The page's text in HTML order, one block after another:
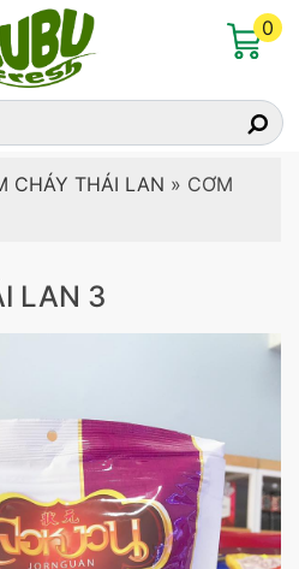
0
CHÁY THÁI LAN » CƠM
LAN 3